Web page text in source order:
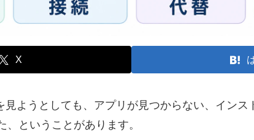
X
見ようとしても、アプリが見つからない、インス
ということがあります。